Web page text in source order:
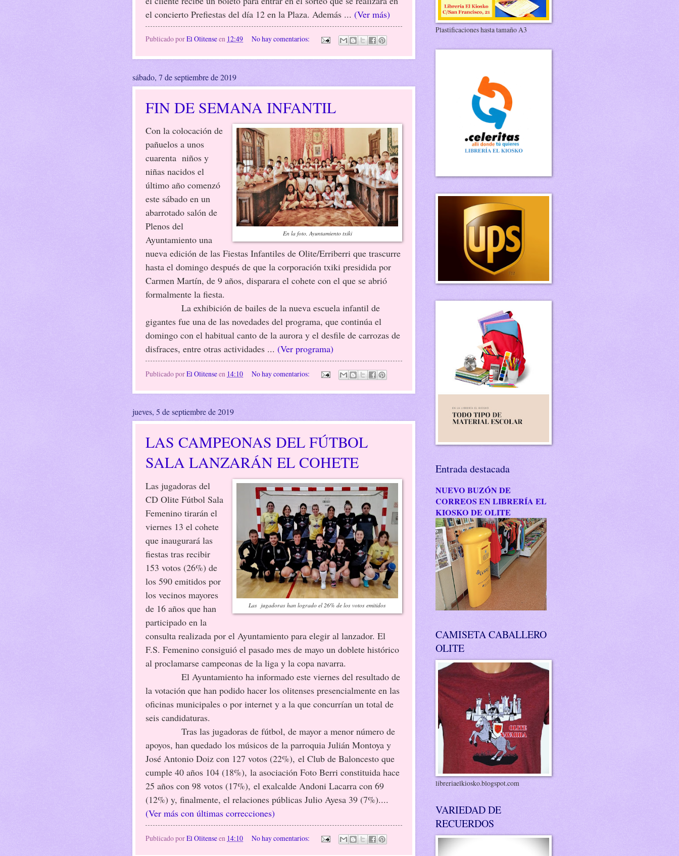
el concierto Prefiestas del día 12 en la Plaza. Además ... (Ver más)
Publicado porEl Olitenseen 12:49 No hay comentarios:
sábado, 7 de septiembre de 2019
FIN DE SEMANA INFANTIL
En la foto, Ayuntamiento txiki
Con la colocación de
pañuelos a unos
cuarenta niños y
niñas nacidos el
último año comenzó
este sábado en un
abarrotado salón de
Plenos del
Ayuntamiento una
nueva edición de las Fiestas Infantiles de Olite/Erriberri que trascurre
hasta el domingo después de que la corporación txiki presidida por
Carmen Martín, de 9 años, disparara el cohete con el que se abrió
formalmente la fiesta.
La exhibición de bailes de la nueva escuela infantil de
gigantes fue una de las novedades del programa, que continúa el
domingo con el habitual canto de la aurora y el desfile de carrozas de
disfraces, entre otras actividades ... (Ver programa)
Publicado porEl Olitenseen 14:10 No hay comentarios:
jueves, 5 de septiembre de 2019
LAS CAMPEONAS DEL FÚTBOL
SALA LANZARÁN EL COHETE
Las jugadoras han logrado el 26% de los votos emitidos
Las jugadoras del
CD Olite Fútbol Sala
Femenino tirarán el
viernes 13 el cohete
que inaugurará las
fiestas tras recibir
153 votos (26%) de
los 590 emitidos por
los vecinos mayores
de 16 años que han
participado en la
consulta realizada por el Ayuntamiento para elegir al lanzador. El
F.S. Femenino consiguió el pasado mes de mayo un doblete histórico
al proclamarse campeonas de la liga y la copa navarra.
El Ayuntamiento ha informado este viernes del resultado de
la votación que han podido hacer los olitenses presencialmente en las
oficinas municipales o por internet y a la que concurrían un total de
seis candidaturas.
Tras las jugadoras de fútbol, de mayor a menor número de
apoyos, han quedado los músicos de la parroquia Julián Montoya y
José Antonio Doiz con 127 votos (22%), el Club de Baloncesto que
cumple 40 años 104 (18%), la asociación Foto Berri constituida hace
25 años con 98 votos (17%), el exalcalde Andoni Lacarra con 69
(12%) y, finalmente, el relaciones públicas Julio Ayesa 39 (7%)....
(Ver más con últimas correcciones)
Publicado porEl Olitenseen 14:10 No hay comentarios:
Plastificaciones hasta tamaño A3
Entrada destacada
NUEVO BUZÓN DE
CORREOS EN LIBRERÍA EL
KIOSKO DE OLITE
CAMISETA CABALLERO
OLITE
libreriaelkiosko.blogspot.com
VARIEDAD DE
RECUERDOS